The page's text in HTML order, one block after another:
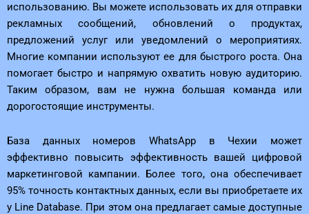
использованию. Вы можете использовать их для отправки
рекламных сообщений, обновлений о продуктах,
предложений услуг или уведомлений о мероприятиях.
Многие компании используют ее для быстрого роста. Она
помогает быстро и напрямую охватить новую аудиторию.
Таким образом, вам не нужна большая команда или
дорогостоящие инструменты.
База данных номеров WhatsApp в Чехии может
эффективно повысить эффективность вашей цифровой
маркетинговой кампании. Более того, она обеспечивает
95% точность контактных данных, если вы приобретаете их
у Line Database. При этом она предлагает самые доступные